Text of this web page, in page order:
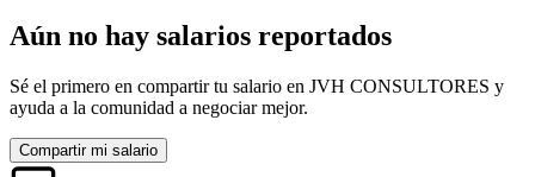
Aún no hay salarios reportados
Sé el primero en compartir tu salario en JVH CONSULTORES y
ayuda a la comunidad a negociar mejor.
Compartir mi salario